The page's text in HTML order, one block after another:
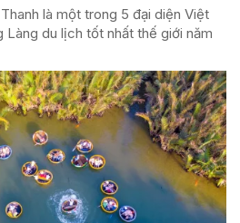
là một trong 5 đại diện Việt
Làng du lịch tốt nhất thế giới năm